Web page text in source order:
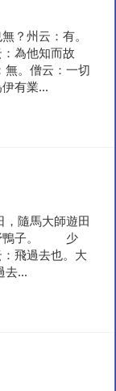
？州云：有。
為他知而故
無。僧云：一切
有業...
，隨馬大師遊田
野鴨子。 少
飛過去也。大
去...